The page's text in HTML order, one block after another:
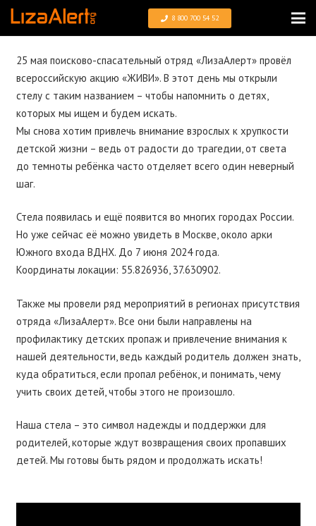
8 800 700 54 52
25 мая поисково-спасательный отряд «ЛизаАлерт» провёл
всероссийскую акцию «ЖИВИ». В этот день мы открыли
стелу с таким названием – чтобы напомнить о детях,
которых мы ищем и будем искать.
Мы снова хотим привлечь внимание взрослых к хрупкости
детской жизни – ведь от радости до трагедии, от света
до темноты ребёнка часто отделяет всего один неверный
шаг.
Стела появилась и ещё появится во многих городах России.
Но уже сейчас её можно увидеть в Москве, около арки
Южного входа ВДНХ. До 7 июня 2024 года.
Координаты локации: 55.826936, 37.630902.
Также мы провели ряд мероприятий в регионах присутствия
отряда «ЛизаАлерт». Все они были направлены на
профилактику детских пропаж и привлечение внимания к
нашей деятельности, ведь каждый родитель должен знать,
куда обратиться, если пропал ребёнок, и понимать, чему
учить своих детей, чтобы этого не произошло.
Наша стела – это символ надежды и поддержки для
родителей, которые ждут возвращения своих пропавших
детей. Мы готовы быть рядом и продолжать искать!